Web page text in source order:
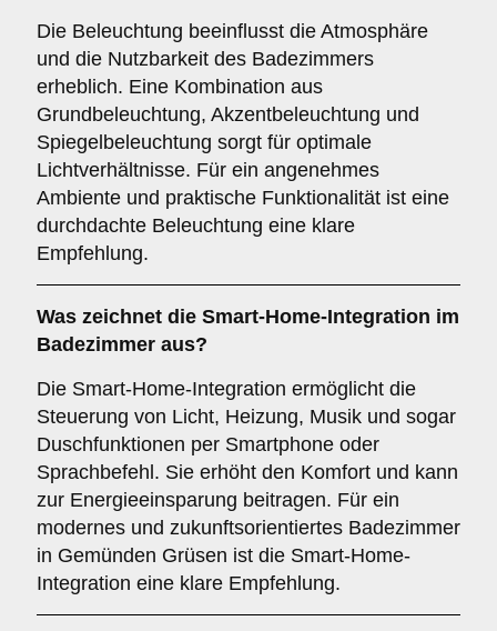
Die Beleuchtung beeinflusst die Atmosphäre
und die Nutzbarkeit des Badezimmers
erheblich. Eine Kombination aus
Grundbeleuchtung, Akzentbeleuchtung und
Spiegelbeleuchtung sorgt für optimale
Lichtverhältnisse. Für ein angenehmes
Ambiente und praktische Funktionalität ist eine
durchdachte Beleuchtung eine klare
Empfehlung.
Was zeichnet die Smart-Home-Integration im
Badezimmer aus?
Die Smart-Home-Integration ermöglicht die
Steuerung von Licht, Heizung, Musik und sogar
Duschfunktionen per Smartphone oder
Sprachbefehl. Sie erhöht den Komfort und kann
zur Energieeinsparung beitragen. Für ein
modernes und zukunftsorientiertes Badezimmer
in Gemünden Grüsen ist die Smart-Home-
Integration eine klare Empfehlung.